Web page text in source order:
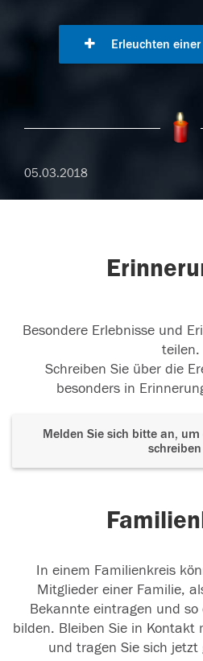
Erleuchten
05.03.2018
Besondere Erlebnisse und
teilen.
Schreiben Sie über die
besonders in
Melden Sie sich bitte an,
schreiben
In einem Familienkreis
Mitglieder einer Familie,
Bekannte eintragen und so
bilden. Bleiben Sie in Kontakt
und tragen Sie sich